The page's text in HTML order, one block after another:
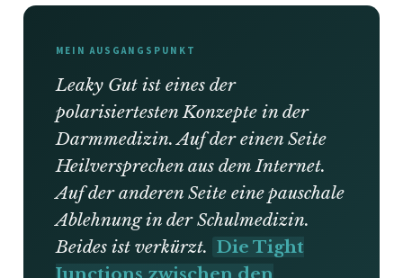
MEIN AUSGANGSPUNKT
Leaky Gut ist eines der
polarisiertesten Konzepte in der
Darmmedizin. Auf der einen Seite
Heilversprechen aus dem Internet.
Auf der anderen Seite eine pauschale
Ablehnung in der Schulmedizin.
Beides ist verkürzt. Die Tight